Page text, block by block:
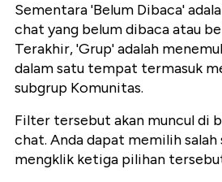
Sementara 'Belum Dibaca'
chat yang belum dibaca atau
Terakhir, 'Grup' adalah
dalam satu tempat termasuk
subgrup Komunitas.
Filter tersebut akan muncul di
chat. Anda dapat memilih salah
mengklik ketiga pilihan